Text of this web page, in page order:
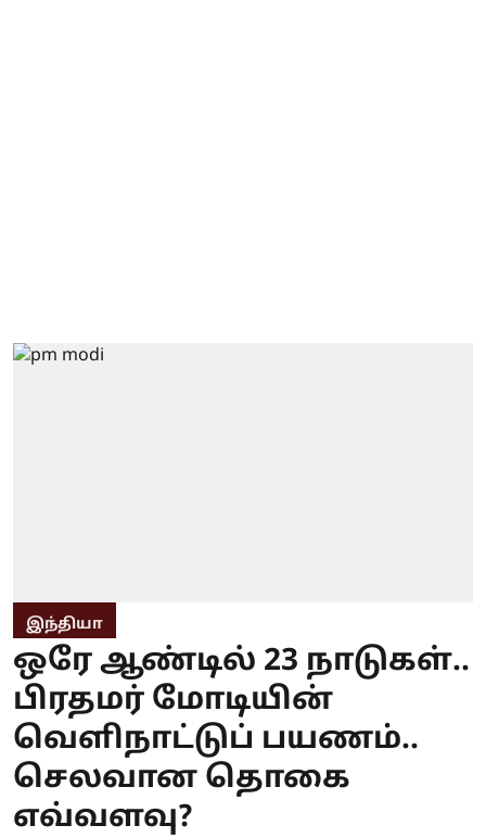
இந்தியா
ஒரே ஆண்டில் 23 நாடுகள்..
பிரதமர் மோடியின்
வெளிநாட்டுப் பயணம்..
செலவான தொகை
எவ்வளவு?